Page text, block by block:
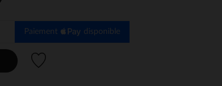
Paiement disponible